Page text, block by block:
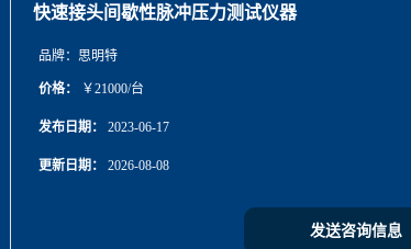
快速接头间歇性脉冲压力测试仪器
品牌： 思明特
价格： ￥21000/台
发布日期： 2023-06-17
更新日期： 2026-08-08
发送咨询信息